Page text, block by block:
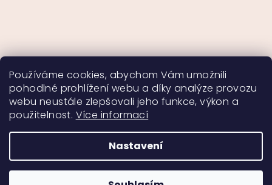
Používáme cookies, abychom Vám umožnili
pohodlné prohlížení webu a díky analýze provozu
webu neustále zlepšovali jeho funkce, výkon a
použitelnost. Více informací
Nastavení
Sledovat na Instagramu